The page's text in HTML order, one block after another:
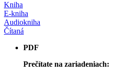
Kniha
E-kniha
Audiokniha
Čítaná
PDF
Prečítate na zariadeniach: